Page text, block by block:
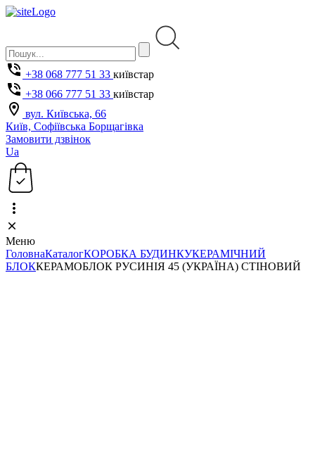
+38 068 777 51 33 київстар
+38 066 777 51 33 київстар
вул. Київська, 66
Київ, Софіївська Борщагівка
Замовити дзвінок
Ua
Меню
ГоловнаКаталогКОРОБКА БУДИНКУКЕРАМІЧНИЙ
БЛОККЕРАМОБЛОК РУСИНІЯ 45 (УКРАЇНА) СТІНОВИЙ